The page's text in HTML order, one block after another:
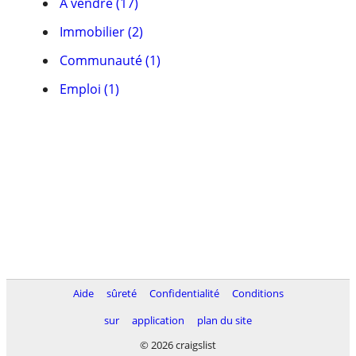
Immobilier (2)
Communauté (1)
Emploi (1)
Aide sûreté Confidentialité
Conditions
sur
application
plan du site
© 2026 craigslist